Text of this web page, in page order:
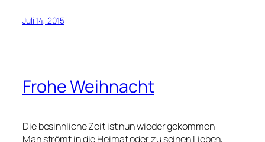
Juli 14, 2015
Frohe Weihnacht
Die besinnliche Zeit ist nun wieder gekommen
Man strömt in die Heimat oder zu seinen Lieben,